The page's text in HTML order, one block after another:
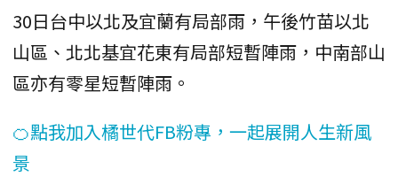
30日台中以北及宜蘭有局部雨，午後竹苗以北
山區、北北基宜花東有局部短暫陣雨，中南部山
區亦有零星短暫陣雨。
🍊點我加入橘世代FB粉專，一起展開人生新風
景